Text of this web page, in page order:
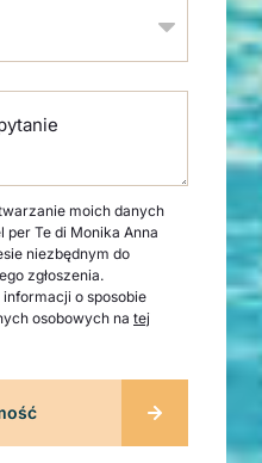
moich danych
Te di Monika Anna
niezbędnym do
zgłoszenia.
o sposobie
osobowych na tej